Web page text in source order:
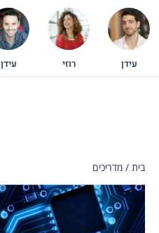
עידן רוזי עידן
בית / מדריכים